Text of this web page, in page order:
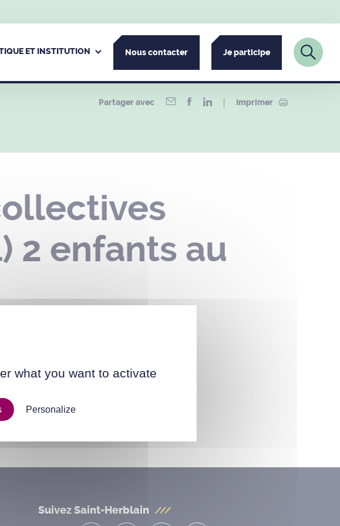
ET INSTITUTION Nous contacter Je participe
Partager avec Imprimer
2 enfants au
Suivez Saint-Herblain
what you want to activate
Personalize